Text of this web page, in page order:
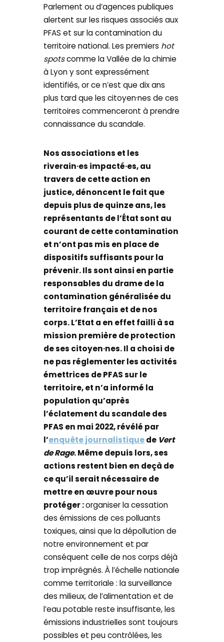
Parlement ou d’agences publiques
alertent sur les risques associés aux
PFAS et sur la contamination du
territoire national. Les premiers hot
spotscomme la Vallée de la chimie
à Lyon y sont expressément
identifiés, or ce n’est que dix ans
plus tard que les citoyen·nes de ces
territoires commenceront à prendre
connaissance du scandale.
Nos associations et les
riverain·es impacté·es, au
travers de cette action en
justice, dénoncent le fait que
depuis plus de quinze ans, les
représentants de l’État sont au
courant de cette contamination
et n’ont pas mis en place de
dispositifs suffisants pour la
prévenir. Ils sont ainsi en partie
responsables du drame de la
contamination généralisée du
territoire français et de nos
corps. L’Etat a en effet failli à sa
mission première de protection
de ses citoyen·nes. Il a choisi de
ne pas réglementer les activités
émettrices de PFAS sur le
territoire, et n’a informé la
population qu’après
l’éclatement du scandale des
PFAS en mai 2022, révélé par
l’enquête journalistiquede Vert
de Rage. Même depuis lors, ses
actions restent bien en deçà de
ce qu’il serait nécessaire de
mettre en œuvre pour nous
protéger :organiser la cessation
des émissions de ces polluants
toxiques, ainsi que la dépollution de
notre environnement et par
conséquent celle de nos corps déjà
trop imprégnés. À l’échelle nationale
comme territoriale : la surveillance
des milieux, de l’alimentation et de
l’eau potable reste insuffisante, les
émissions industrielles sont toujours
possibles et peu contrôlées, les